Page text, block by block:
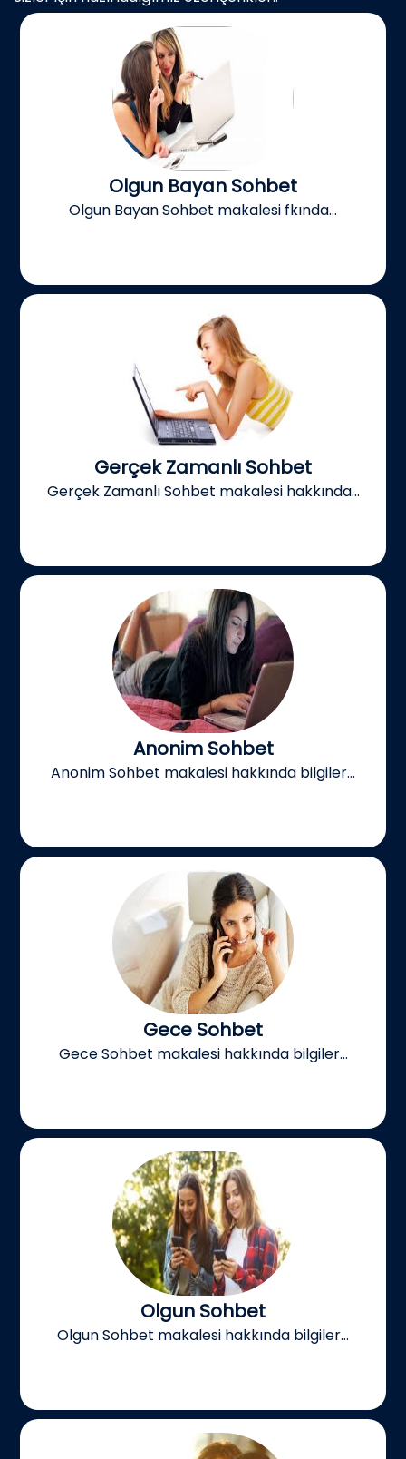
Olgun Bayan Sohbet
Olgun Bayan Sohbet makalesi fkında...
Gerçek Zamanlı Sohbet
Gerçek Zamanlı Sohbet makalesi hakkında...
Anonim Sohbet
Anonim Sohbet makalesi hakkında bilgiler...
Gece Sohbet
Gece Sohbet makalesi hakkında bilgiler...
Olgun Sohbet
Olgun Sohbet makalesi hakkında bilgiler...